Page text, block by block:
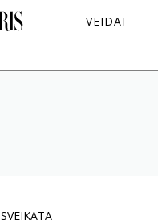
VEIDAI
SVEIKATA